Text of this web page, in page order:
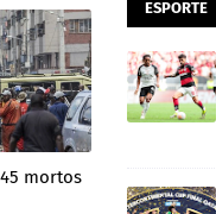
mortos
ESPORTE